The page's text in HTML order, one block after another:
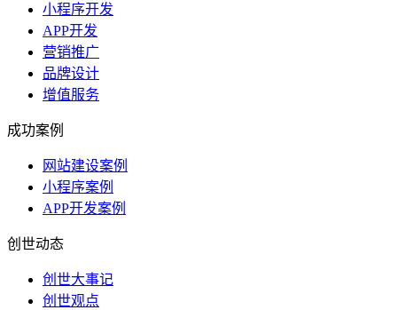
小程序开发
APP开发
营销推广
品牌设计
增值服务
成功案例
网站建设案例
小程序案例
APP开发案例
创世动态
创世大事记
创世观点